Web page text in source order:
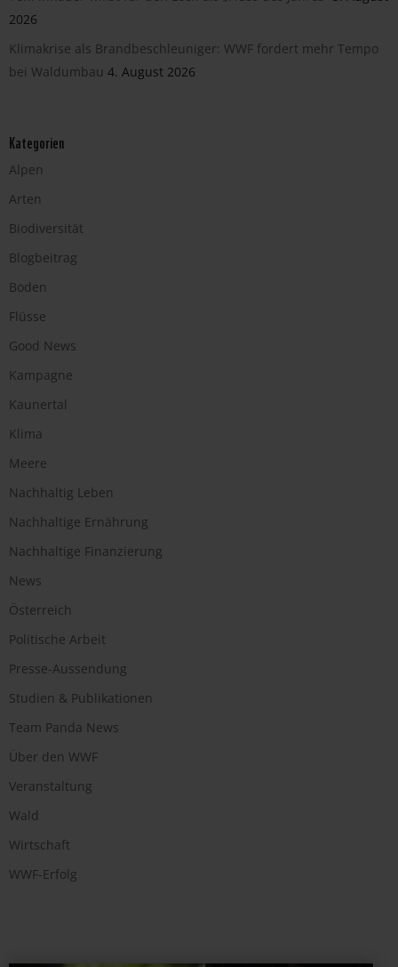
2026
Klimakrise als Brandbeschleuniger: WWF fordert mehr Tempo
bei Waldumbau 4. August 2026
Kategorien
Alpen
Arten
Biodiversität
Blogbeitrag
Boden
Flüsse
Good News
Kampagne
Kaunertal
Klima
Meere
Nachhaltig Leben
Nachhaltige Ernährung
Nachhaltige Finanzierung
News
Österreich
Politische Arbeit
Presse-Aussendung
Studien & Publikationen
Team Panda News
Über den WWF
Veranstaltung
Wald
Wirtschaft
WWF-Erfolg